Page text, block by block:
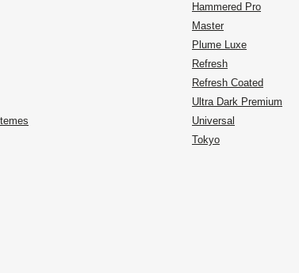
Hammered Pro
Master
Plume Luxe
Refresh
Refresh Coated
Ultra Dark Premium
Universal
Tokyo